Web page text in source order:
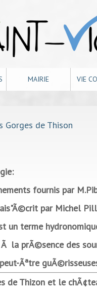
MAIRIE VIE
Gorges de Thison
fournis par
par Michel
un terme
la prÃ©sence des
Ãªtre
de Thizon et le